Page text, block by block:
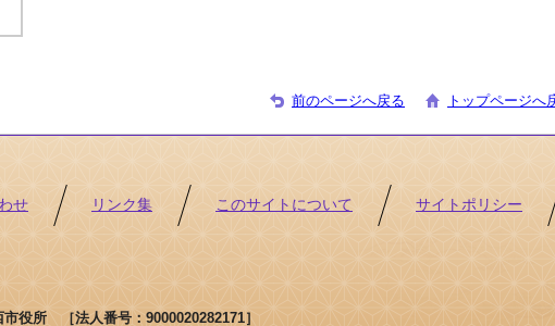
前のページへ戻る トップページへ
せ リンク集 このサイトについて サイトポリシー
市役所 ［法人番号：9000020282171］